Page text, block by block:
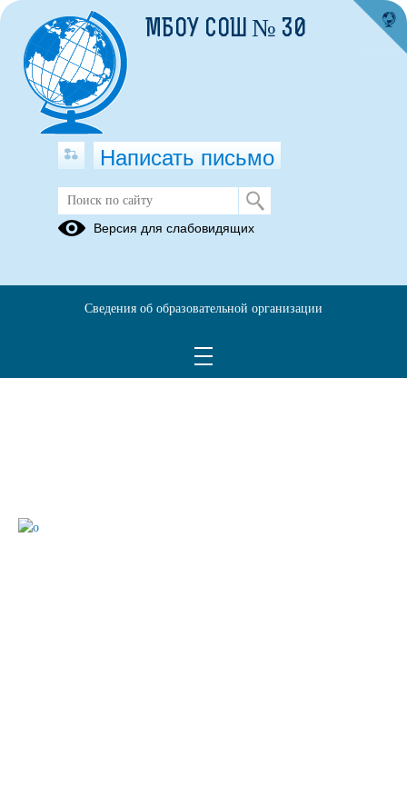
МБОУ СОШ № 30
Написать письмо
Версия для слабовидящих
Сведения об образовательной организации